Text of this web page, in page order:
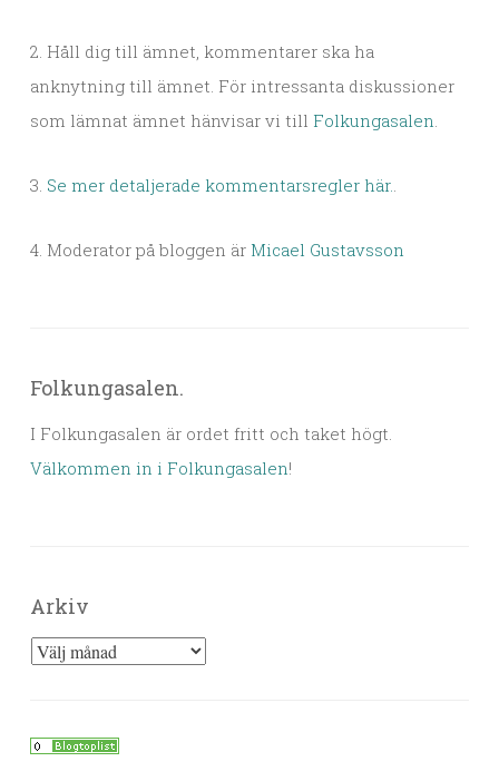
2. Håll dig till ämnet, kommentarer ska ha
anknytning till ämnet. För intressanta diskussioner
som lämnat ämnet hänvisar vi till Folkungasalen.
3. Se mer detaljerade kommentarsregler här..
4. Moderator på bloggen är Micael Gustavsson
Folkungasalen.
I Folkungasalen är ordet fritt och taket högt.
Välkommen in i Folkungasalen!
Arkiv
Arkiv